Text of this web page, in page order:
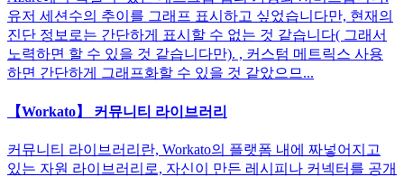
유저 세션수의 추이를 그래프 표시하고 싶었습니다만, 현재의
진단 정보로는 간단하게 표시할 수 없는 것 같습니다( 그래서
노력하면 할 수 있을 것 같습니다만). , 커스텀 메트릭스 사용
하면 간단하게 그래프화할 수 있을 것 같았으므...
【Workato】 커뮤니티 라이브러리
커뮤니티 라이브러리란, Workato의 플랫폼 내에 짜넣어지고
있는 자원 라이브러리로, 자신이 만든 레시피나 커넥터를 공개